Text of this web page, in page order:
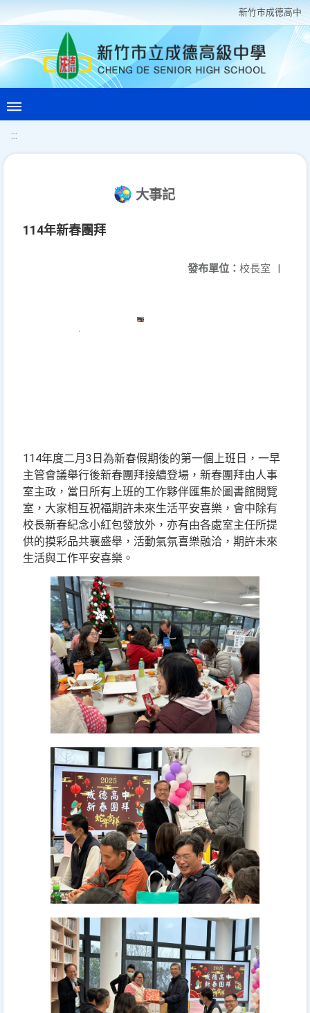
新竹巿成德高中
:::
大事記
114年新春團拜
發布單位： 校長室 |
114年度二月3日為新春假期後的第一個上班日，一早
主管會議舉行後新春團拜接續登場，新春團拜由人事
室主政，當日所有上班的工作夥伴匯集於圖書館閱覽
室，大家相互祝福期許未來生活平安喜樂，會中除有
校長新春紀念小紅包發放外，亦有由各處室主任所提
供的摸彩品共襄盛舉，活動氣氛喜樂融洽，期許未來
生活與工作平安喜樂。